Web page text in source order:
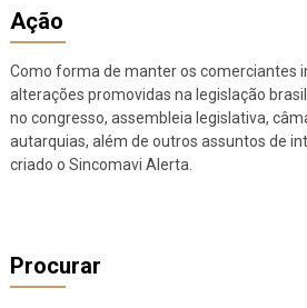
Ação
Como forma de manter os comerciantes
alterações promovidas na legislação
no congresso, assembleia legislativa,
autarquias, além de outros assuntos de
criado o Sincomavi Alerta.
Procurar